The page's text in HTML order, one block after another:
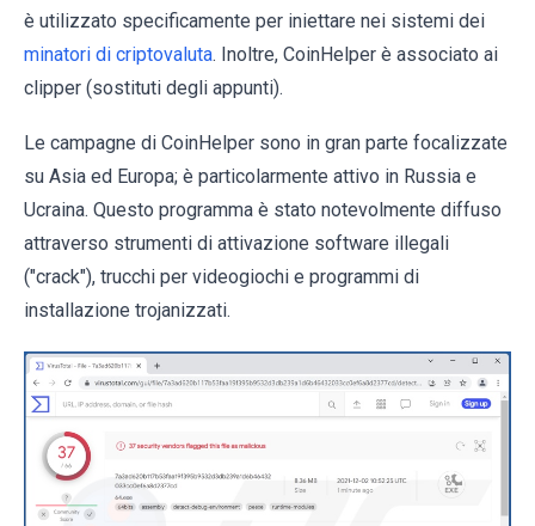
è utilizzato specificamente per iniettare nei sistemi dei
minatori di criptovaluta. Inoltre, CoinHelper è associato ai
clipper (sostituti degli appunti).
Le campagne di CoinHelper sono in gran parte focalizzate
su Asia ed Europa; è particolarmente attivo in Russia e
Ucraina. Questo programma è stato notevolmente diffuso
attraverso strumenti di attivazione software illegali
("crack"), trucchi per videogiochi e programmi di
installazione trojanizzati.